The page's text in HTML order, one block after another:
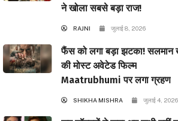
ने खोला सबसे बड़ा राज!
RAJNI जुलाई 8, 2026
फैंस को लगा बड़ा झटका! सलमान
की मोस्ट अवेटेड फिल्म
Maatrubhumi पर लगा ग्रहण
SHIKHA MISHRA जुलाई 4, 2026